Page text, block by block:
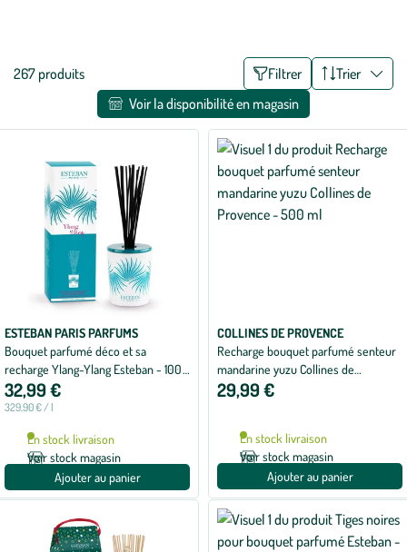
ou des animaux, découvrez nos bouquets parfumés anti-odeur
parmi cette sélection !
Liste
appliqués
267 produits Filtrer
Trier
Voir la disponibilité en magasin
ESTEBAN PARIS PARFUMS
Bouquet parfumé déco et sa
recharge Ylang-Ylang Esteban - 100
ml
32,99 €
329,90 € / l
En stock livraison
Voir stock magasin
Ajouter au panier
COLLINES DE PROVENCE
Recharge bouquet parfumé senteur
mandarine yuzu Collines de
Provence - 500 ml
29,99 €
En stock livraison
Voir stock magasin
Ajouter au panier